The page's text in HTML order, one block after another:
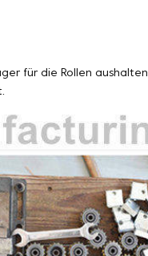
für die Rollen aushalten.